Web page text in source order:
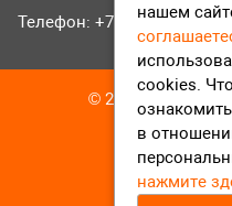
Телефон: +7 (496) 551-04-95
© 2016-2023
нашем
cookies.
в
нажмите